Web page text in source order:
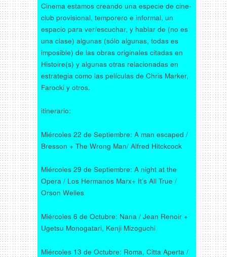
Cinema estamos creando una especie de cine-
club provisional, temporero e informal, un
espacio para ver/escuchar, y hablar de (no es
una clase) algunas (sólo algunas, todas es
imposible) de las obras originales citadas en
Histoire(s) y algunas otras relacionadas en
estrategia como las películas de Chris Marker,
Farocki y otros.
itinerario:
Miércoles 22 de Septiembre: A man escaped /
Bresson + The Wrong Man/ Alfred Hitckcock
Miércoles 29 de Septiembre: A night at the
Opera / Los Hermanos Marx+ It’s All True /
Orson Welles
Miércoles 6 de Octubre: Nana / Jean Renoir +
Ugetsu Monogatari, Kenji Mizoguchi
Miércoles 13 de Octubre: Roma, Citta Aperta /